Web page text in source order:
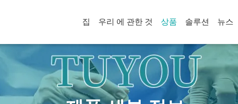
집 우리 에 관한 것 상품 솔루션 뉴스